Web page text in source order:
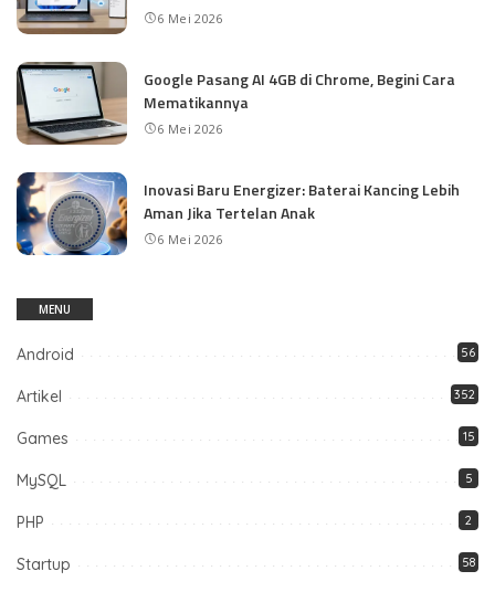
6 Mei 2026
Google Pasang AI 4GB di Chrome, Begini Cara
Mematikannya
6 Mei 2026
Inovasi Baru Energizer: Baterai Kancing Lebih
Aman Jika Tertelan Anak
6 Mei 2026
MENU
Android 56
Artikel 352
Games 15
MySQL 5
PHP 2
Startup 58